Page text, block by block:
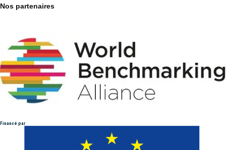
Nos partenaires
Financé par